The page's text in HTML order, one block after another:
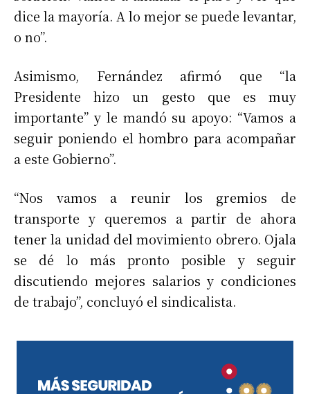
dice la mayoría. A lo mejor se puede levantar,
o no”.
Asimismo, Fernández afirmó que “la
Presidente hizo un gesto que es muy
importante” y le mandó su apoyo: “Vamos a
seguir poniendo el hombro para acompañar
a este Gobierno”.
“Nos vamos a reunir los gremios de
transporte y queremos a partir de ahora
tener la unidad del movimiento obrero. Ojala
se dé lo más pronto posible y seguir
discutiendo mejores salarios y condiciones
de trabajo”, concluyó el sindicalista.